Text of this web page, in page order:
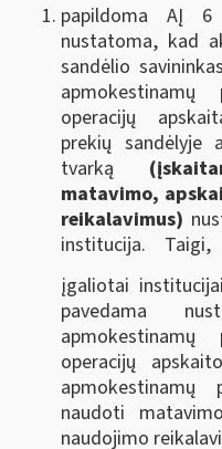
papildoma AĮ
nustatoma, kad
sandėlio
operacijų
prekių sandėlyje
tvarką
matavimo,
reikalavimus)
institucija. Taigi,
įgaliotai
pavedama
operacijų
apmokestinamų
naudoti
naudojimo